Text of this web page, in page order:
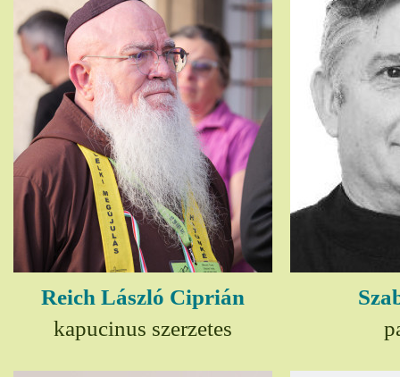
Reich László Ciprián
kapucinus szerzetes